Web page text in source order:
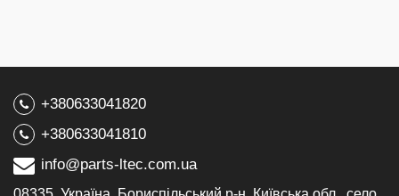
+380633041820
+380633041810
info@parts-ltec.com.ua